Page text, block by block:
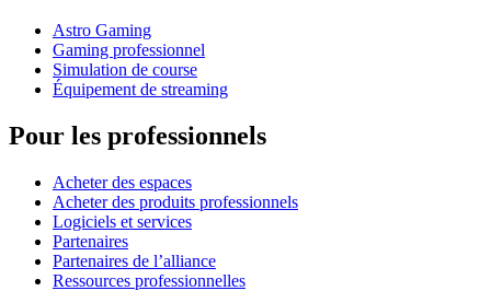
Astro Gaming
Gaming professionnel
Simulation de course
Équipement de streaming
Pour les professionnels
Acheter des espaces
Acheter des produits professionnels
Logiciels et services
Partenaires
Partenaires de l’alliance
Ressources professionnelles